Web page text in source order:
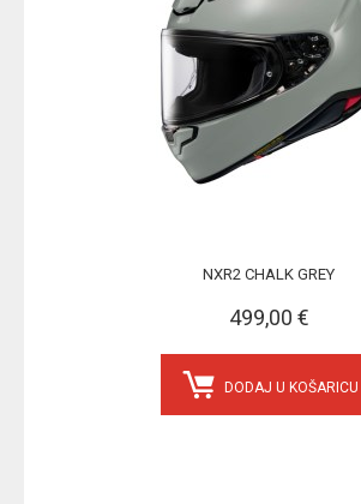
NXR2 CHALK GREY
499,00 €
DODAJ U KOŠARICU